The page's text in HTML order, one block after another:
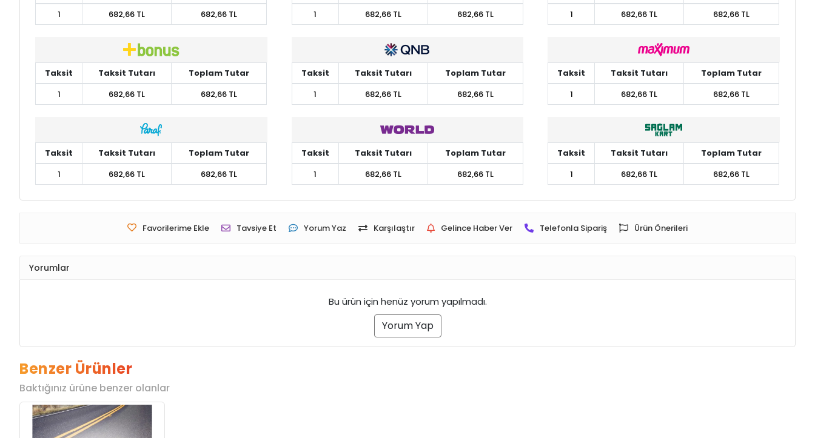
1
682,66 TL 682,66 TL
1
682,66 TL 682,66 TL
1
682,66 TL 682,66 TL
Taksit Taksit Tutarı
Toplam Tutar
1
682,66 TL 682,66 TL
Taksit Taksit Tutarı
Toplam Tutar
1
682,66 TL 682,66 TL
Taksit Taksit Tutarı
Toplam Tutar
1
682,66 TL 682,66 TL
Taksit Taksit Tutarı
Toplam Tutar
1
682,66 TL 682,66 TL
Taksit Taksit Tutarı
Toplam Tutar
1
682,66 TL 682,66 TL
Taksit Taksit Tutarı
Toplam Tutar
1
682,66 TL 682,66 TL
Favorilerime Ekle Tavsiye Et Yorum Yaz Karşılaştır Gelince Haber Ver Telefonla Sipariş Ürün Önerileri
Yorumlar
Bu ürün için henüz yorum yapılmadı.
Yorum Yap
Benzer Ürünler
Baktığınız ürüne benzer olanlar